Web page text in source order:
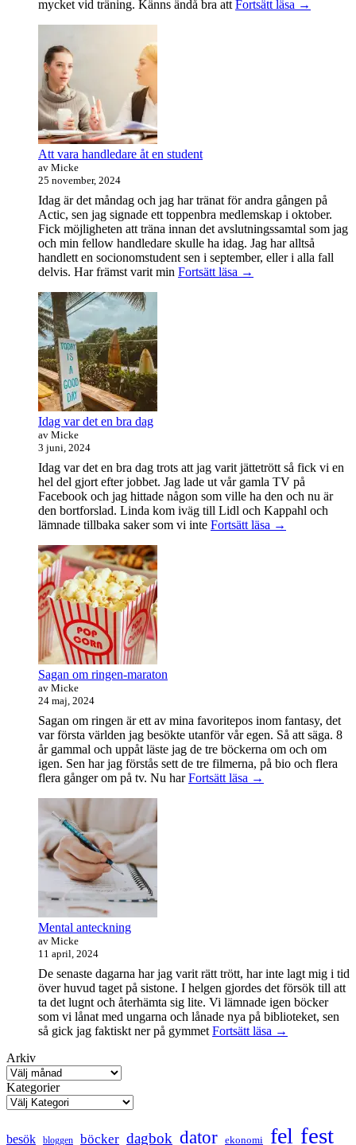
mycket vid träning. Känns ändå bra att Fortsätt läsa →
Att vara handledare åt en student
av Micke
25 november, 2024
Idag är det måndag och jag har tränat för andra gången på
Actic, sen jag signade ett toppenbra medlemskap i oktober.
Fick möjligheten att träna innan det avslutningssamtal som jag
och min fellow handledare skulle ha idag. Jag har alltså
handlett en socionomstudent sen i september, eller i alla fall
delvis. Har främst varit min Fortsätt läsa Att
→
Idag var det en bra dag
av Micke
3 juni, 2024
Idag var det en bra dag trots att jag varit jättetrött så fick vi en
hel del gjort efter jobbet. Jag lade ut vår gamla TV på
Facebook och jag hittade någon som ville ha den och nu är
den bortforslad. Linda kom iväg till Lidl och Kappahl och
lämnade tillbaka saker som vi inte Fortsätt läsa Idag
→
Sagan om ringen-maraton
av Micke
24 maj, 2024
Sagan om ringen är ett av mina favoritepos inom fantasy, det
var första världen jag besökte utanför vår egen. Så att säga. 8
år gammal och uppåt läste jag de tre böckerna om och om
igen. Sen har jag förstås sett de tre filmerna, på bio och flera
flera gånger om på tv. Nu harFortsätt läsa Sagan
→
Mental anteckning
av Micke
11 april, 2024
De senaste dagarna har jag varit rätt trött, har inte lagt mig i tid
över huvud taget på sistone. I helgen gjordes det försök till att
ta det lugnt och återhämta sig lite. Vi lämnade igen böcker
som vi lånat med ungarna och lånade nya på biblioteket, sen
så gick jag faktiskt ner på gymmet Fortsätt läsa Mental
→
Arkiv
Kategorier
besök bloggen böcker dagbok dator ekonomi fel fest